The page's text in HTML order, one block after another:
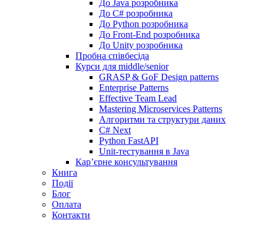
До Java розробника
До C# розробника
До Python розробника
До Front-End розробника
До Unity розробника
Пробна співбесіда
Курси для middle/senior
GRASP & GoF Design patterns
Enterprise Patterns
Effective Team Lead
Mastering Microservices Patterns
Алгоритми та структури даних
C# Next
Python FastAPI
Unit-тестування в Java
Кар’єрне консультування
Книга
Події
Блог
Оплата
Контакти